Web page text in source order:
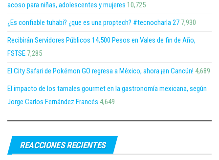
acoso para niñas, adolescentes y mujeres 10,725
¿Es confiable tuhabi? ¿que es una proptech? #tecnocharla 27 7,930
Recibirán Servidores Públicos 14,500 Pesos en Vales de fin de Año,
FSTSE 7,285
El City Safari de Pokémon GO regresa a México, ahora ¡en Cancún! 4,689
El impacto de los tamales gourmet en la gastronomía mexicana, según
Jorge Carlos Fernández Francés 4,649
REACCIONES RECIENTES